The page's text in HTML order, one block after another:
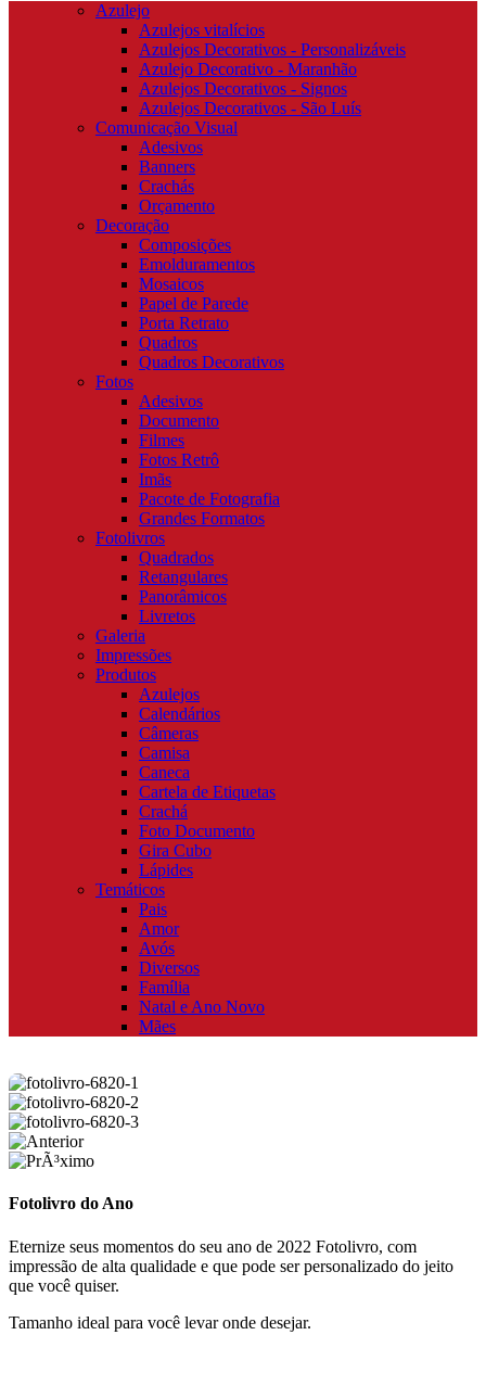
Azulejo
Azulejos vitalícios
Azulejos Decorativos - Personalizáveis
Azulejo Decorativo - Maranhão
Azulejos Decorativos - Signos
Azulejos Decorativos - São Luís
Comunicação Visual
Adesivos
Banners
Crachás
Orçamento
Decoração
Composições
Emolduramentos
Mosaicos
Papel de Parede
Porta Retrato
Quadros
Quadros Decorativos
Fotos
Adesivos
Documento
Filmes
Fotos Retrô
Imãs
Pacote de Fotografia
Grandes Formatos
Fotolivros
Quadrados
Retangulares
Panorâmicos
Livretos
Galeria
Impressões
Produtos
Azulejos
Calendários
Câmeras
Camisa
Caneca
Cartela de Etiquetas
Crachá
Foto Documento
Gira Cubo
Lápides
Temáticos
Pais
Amor
Avós
Diversos
Família
Natal e Ano Novo
Mães
Fotolivro do Ano
Eternize seus momentos do seu ano de 2022 Fotolivro, com
impressão de alta qualidade e que pode ser personalizado do jeito
que você quiser.
Tamanho ideal para você levar onde desejar.